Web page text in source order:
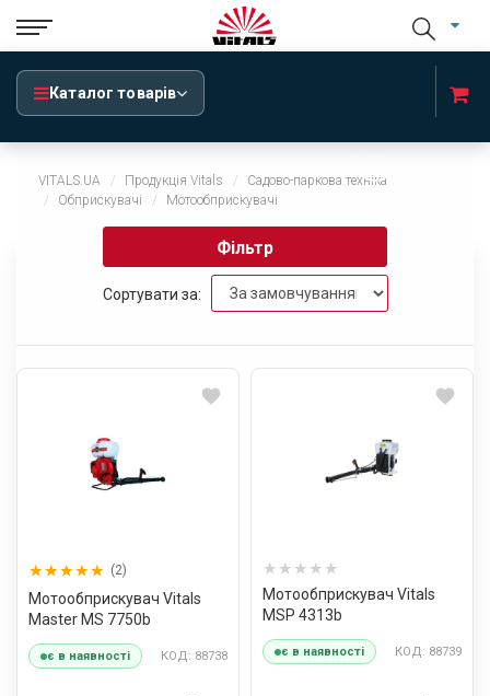
Каталог товарів
VITALS.UA Продукція Vitals
Садово-паркова техніка
Обприскувачі
Мотообприскувачі
x
Фільтр
Сортувати за:
(2)
Мотообприскувач Vitals
Master MS 7750b
є в наявності КОД: 88738
Мотообприскувач Vitals
MSP 4313b
є в наявності КОД: 88739